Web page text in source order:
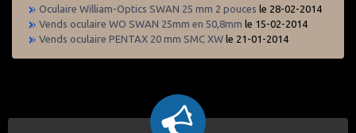
Oculaire William-Optics SWAN 25 mm 2 pouces le 28-02-2014
Vends oculaire WO SWAN 25mm en 50,8mm le 15-02-2014
Vends oculaire PENTAX 20 mm SMC XW le 21-01-2014